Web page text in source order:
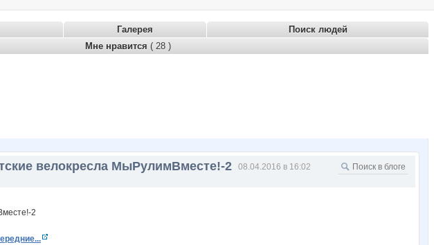
Галерея
Поиск людей
Мне нравится ( 28 )
велокресла МыРулимВместе!-2
08.04.2016 в 16:02